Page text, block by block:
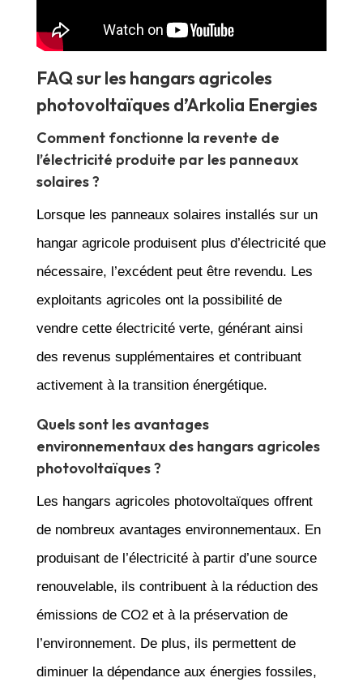
FAQ sur les hangars agricoles
photovoltaïques d’Arkolia Energies
Comment fonctionne la revente de
l’électricité produite par les panneaux
solaires ?
Lorsque les panneaux solaires installés sur un
hangar agricole produisent plus d’électricité que
nécessaire, l’excédent peut être revendu. Les
exploitants agricoles ont la possibilité de
vendre cette électricité verte, générant ainsi
des revenus supplémentaires et contribuant
activement à la transition énergétique.
Quels sont les avantages
environnementaux des hangars agricoles
photovoltaïques ?
Les hangars agricoles photovoltaïques offrent
de nombreux avantages environnementaux. En
produisant de l’électricité à partir d’une source
renouvelable, ils contribuent à la réduction des
émissions de CO2 et à la préservation de
l’environnement. De plus, ils permettent de
diminuer la dépendance aux énergies fossiles,